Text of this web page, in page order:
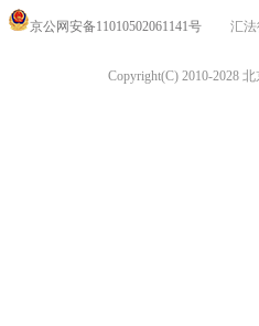
京公网安备11010502061141号 汇法
Copyright(C) 2010-2028